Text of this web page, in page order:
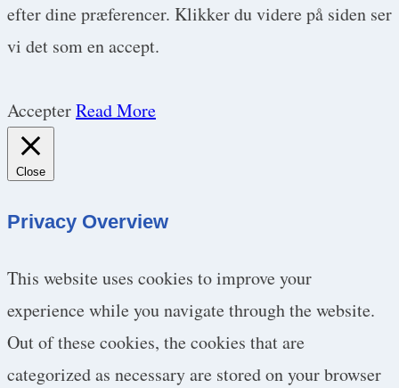
efter dine præferencer. Klikker du videre på siden ser
vi det som en accept.
AccepterRead More
Close
Privacy Overview
This website uses cookies to improve your
experience while you navigate through the website.
Out of these cookies, the cookies that are
categorized as necessary are stored on your browser